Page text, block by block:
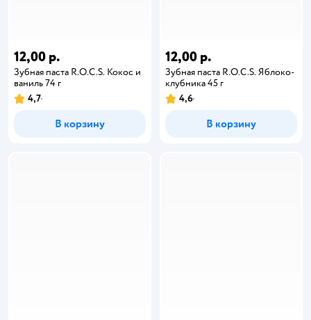
12,00 р.
Зубная паста R.O.C.S. Кокос и
ваниль 74 г
4,7
В корзину
12,00 р.
Зубная паста R.O.C.S. Яблоко-
клубника 45 г
4,6
В корзину